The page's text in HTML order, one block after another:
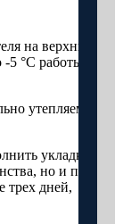
на верхние
5 °С работы
утепляем. Это
укладку
но и по
трех дней,